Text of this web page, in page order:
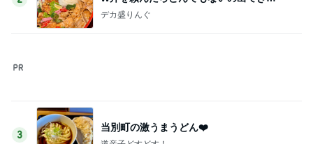
た…！〜花藤食堂さん〜
デカ盛りんぐ
3
当別町の激うまうどん❤️
道産子どすどす！